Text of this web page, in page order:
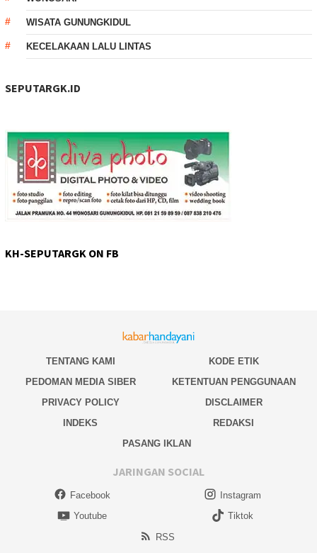
WISATA GUNUNGKIDUL
KECELAKAAN LALU LINTAS
SEPUTARGK.ID
KH-SEPUTARGK ON FB
TENTANG KAMI
KODE ETIK
PEDOMAN MEDIA SIBER
KETENTUAN PENGGUNAAN
PRIVACY POLICY
DISCLAIMER
INDEKS
REDAKSI
PASANG IKLAN
JARINGAN SOCIAL
Facebook
Instagram
Youtube
Tiktok
RSS